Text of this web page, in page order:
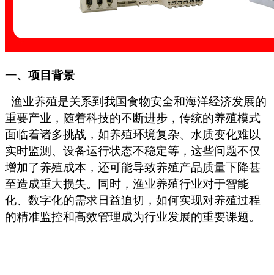
一、项目背景
渔业养殖是关系到我国食物安全和海洋经济发展的
重要产业，随着科技的不断进步，传统的养殖模式
面临着诸多挑战，如养殖环境复杂、水质变化难以
实时监测、设备运行状态不稳定等，这些问题不仅
增加了养殖成本，还可能导致养殖产品质量下降甚
至造成重大损失。同时，渔业养殖行业对于智能
化、数字化的需求日益迫切，如何实现对养殖过程
的精准监控和高效管理成为行业发展的重要课题。